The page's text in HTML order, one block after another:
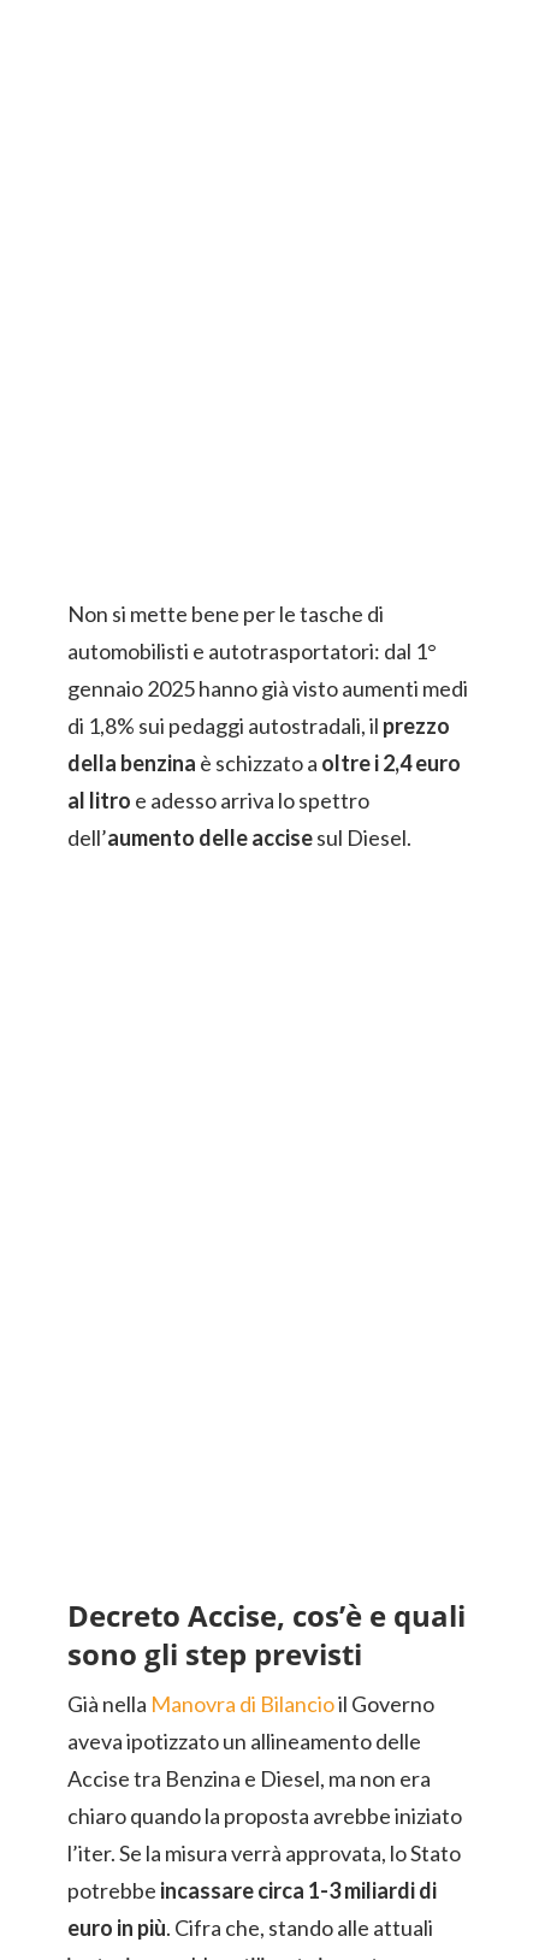
Non si mette bene per le tasche di
automobilisti e autotrasportatori: dal 1°
gennaio 2025 hanno già visto aumenti medi
di 1,8% sui pedaggi autostradali, il prezzo
della benzina è schizzato a oltre i 2,4 euro
al litro e adesso arriva lo spettro
dell’aumento delle accisesul Diesel.
Decreto Accise, cos’è e quali
sono gli step previsti
Già nella Manovra di Bilancioil Governo
aveva ipotizzato un allineamento delle
Accise tra Benzina e Diesel, ma non era
chiaro quando la proposta avrebbe iniziato
l’iter. Se la misura verrà approvata, lo Stato
potrebbe incassare circa 1-3 miliardi di
euro in più. Cifra che, stando alle attuali